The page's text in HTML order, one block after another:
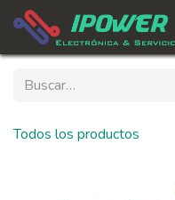
Ir al contenido
Todos los productos